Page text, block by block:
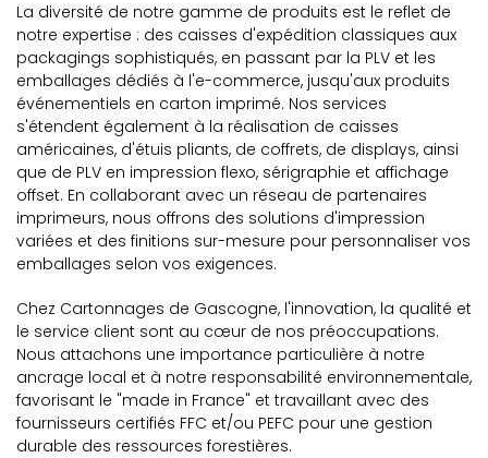
La diversité de notre gamme de produits est le reflet de
notre expertise : des caisses d'expédition classiques aux
packagings sophistiqués, en passant par la PLV et les
emballages dédiés à l'e-commerce, jusqu'aux produits
événementiels en carton imprimé. Nos services
s'étendent également à la réalisation de caisses
américaines, d'étuis pliants, de coffrets, de displays, ainsi
que de PLV en impression flexo, sérigraphie et affichage
offset. En collaborant avec un réseau de partenaires
imprimeurs, nous offrons des solutions d'impression
variées et des finitions sur-mesure pour personnaliser vos
emballages selon vos exigences.
Chez Cartonnages de Gascogne, l'innovation, la qualité et
le service client sont au cœur de nos préoccupations.
Nous attachons une importance particulière à notre
ancrage local et à notre responsabilité environnementale,
favorisant le "made in France" et travaillant avec des
fournisseurs certifiés FFC et/ou PEFC pour une gestion
durable des ressources forestières.